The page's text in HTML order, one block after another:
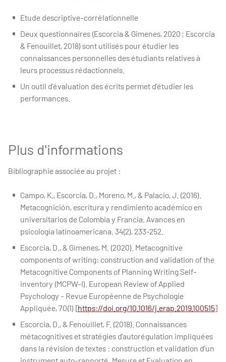
Etude descriptive-corrélationnelle
Deux questionnaires (Escorcia & Gimenes, 2020 ; Escorcia
& Fenouillet, 2018) sont utilisés pour étudier les
connaissances personnelles des étudiants relatives à
leurs processus rédactionnels.
Un outil d’évaluation des écrits permet d’étudier les
performances.
Plus d'informations
Bibliographie associée au projet :
Campo, K., Escorcia, D., Moreno, M., & Palacio, J. (2016).
Metacognición, escritura y rendimiento académico en
universitarios de Colombia y Francia. Avances en
psicología latinoamericana. 34(2), 233-252.
Escorcia, D., & Gimenes, M. (2020). Metacognitive
components of writing: construction and validation of the
Metacognitive Components of Planning Writing Self-
inventory (MCPW-I). European Review of Applied
Psychology - Revue Européenne de Psychologie
Appliquée, 70(1) [https://doi.org/10.1016/j.erap.2019.100515]
Escorcia, D., & Fenouillet, F. (2018). Connaissances
métacognitives et stratégies d’autorégulation impliquées
dans la révision de textes : construction et validation d’un